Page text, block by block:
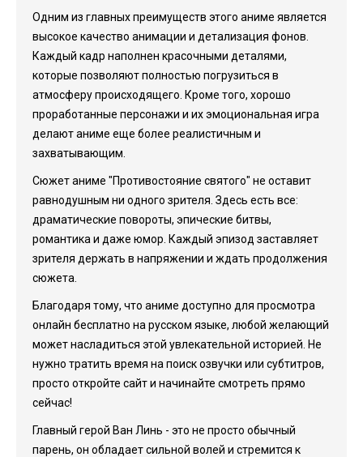
Одним из главных преимуществ этого аниме является
высокое качество анимации и детализация фонов.
Каждый кадр наполнен красочными деталями,
которые позволяют полностью погрузиться в
атмосферу происходящего. Кроме того, хорошо
проработанные персонажи и их эмоциональная игра
делают аниме еще более реалистичным и
захватывающим.
Сюжет аниме "Противостояние святого" не оставит
равнодушным ни одного зрителя. Здесь есть все:
драматические повороты, эпические битвы,
романтика и даже юмор. Каждый эпизод заставляет
зрителя держать в напряжении и ждать продолжения
сюжета.
Благодаря тому, что аниме доступно для просмотра
онлайн бесплатно на русском языке, любой желающий
может насладиться этой увлекательной историей. Не
нужно тратить время на поиск озвучки или субтитров,
просто откройте сайт и начинайте смотреть прямо
сейчас!
Главный герой Ван Линь - это не просто обычный
парень, он обладает сильной волей и стремится к